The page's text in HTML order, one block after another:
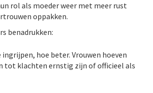
rol als moeder weer met meer rust
oppakken.
benadrukken:
ingrijpen, hoe beter. Vrouwen hoeven
tot klachten ernstig zijn of officieel als